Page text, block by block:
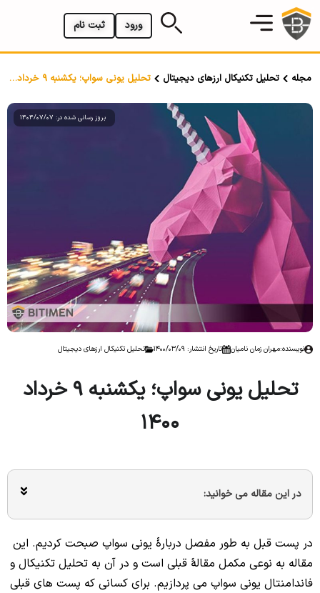
ثبت نام ورود
مجله تحلیل تکنیکال ارزهای دیجیتال تحلیل یونی سواپ؛ یکشنبه 9 خرداد 1400
بروز رسانی شده در: 1404/07/07
نویسنده:مهران زمان نامیان تاریخ انتشار: 1400/03/09 تحلیل تکنیکال ارزهای دیجیتال
تحلیل یونی سواپ؛ یکشنبه 9 خرداد
1400
در این مقاله می خوانید:
در پست قبل به طور مفصل دربارۀ یونی سواپ صبحت کردیم. این
مقاله به نوعی مکمل مقالۀ قبلی است و در آن به تحلیل تکنیکال و
فاندامنتال یونی سواپ می پردازیم. برای کسانی که پست های قبلی